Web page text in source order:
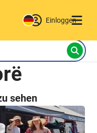
Einloggen
sehen